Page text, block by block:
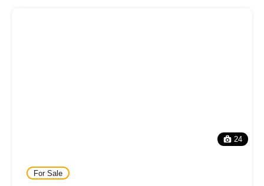
24
For Sale